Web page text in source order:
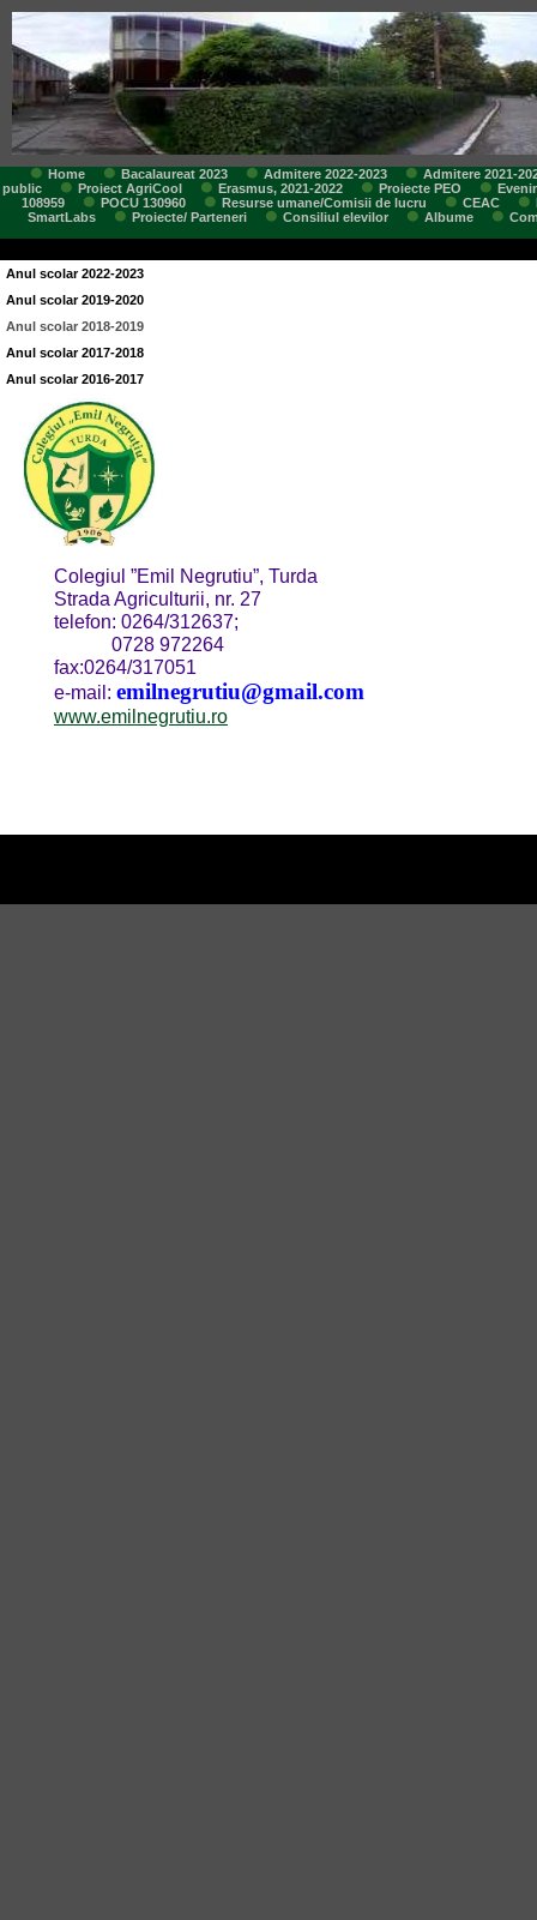
Home Bacalaureat 2023 Admitere 2022-2023
Admitere 2021-
public
Proiect AgriCool Erasmus, 2021-2022 Proiecte PEO
108959
POCU 130960 Resurse umane/Comisii de lucru CEAC
SmartLabs
Proiecte/ Parteneri Consiliul elevilor Albume
Anul scolar 2022-2023
Anul scolar 2019-2020
Anul scolar 2018-2019
Anul scolar 2017-2018
Anul scolar 2016-2017
Colegiul ”Emil Negrutiu”, Turda
Strada Agriculturii, nr. 27
telefon: 0264/312637;
0728 972264
fax:0264/317051
e-mail: emilnegrutiu@gmail.com
www.emilnegrutiu.ro